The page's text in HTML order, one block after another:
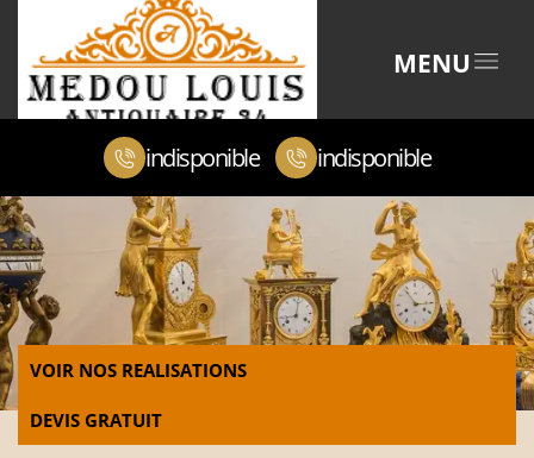
MENU
indisponible indisponible
VOIR NOS REALISATIONS
DEVIS GRATUIT